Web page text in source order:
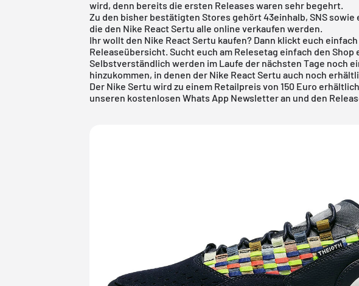
wird, denn bereits die ersten Releases waren sehr begehrt.
Zu den bisher bestätigten Stores gehört 43einhalb,SNSsowie
die den Nike React Sertu alle online verkaufen werden.
Ihr wollt den Nike React Sertu kaufen? Dann klickt euch
Releaseübersicht . Sucht euch am Relesetag einfach den Shop
Selbstverständlich werden im Laufe der nächsten Tage noch
hinzukommen, in denen der Nike React Sertu auch noch
Der Nike Sertu wird zu einem Retailpreis von 150 Euro
unseren kostenlosen Whats App Newsletter an und den